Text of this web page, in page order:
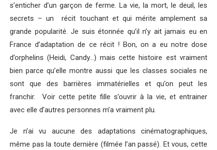
s’enticher d’un garçon de ferme. La vie, la mort, le deuil, les
secrets – un récit touchant et qui mérite amplement sa
grande popularité. Je suis étonnée qu’il n’y ait jamais eu en
France d’adaptation de ce récit ! Bon, on a eu notre dose
d’orphelins (Heidi, Candy…) mais cette histoire est vraiment
bien parce qu’elle montre aussi que les classes sociales ne
sont que des barrières immatérielles et qu’on peut les
franchir. Voir cette petite fille s’ouvrir à la vie, et entrainer
avec elle d’autres personnes m’a vraiment plu.
Je n’ai vu aucune des adaptations cinématographiques,
même pas la toute dernière (filmée l’an passé). Et vous, cette